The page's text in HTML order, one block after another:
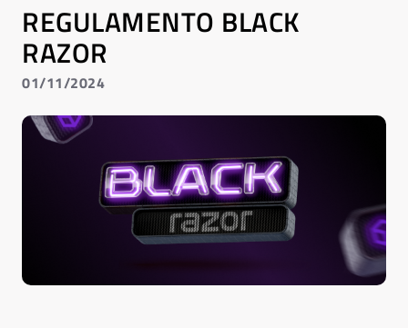
REGULAMENTO BLACK
RAZOR
01/11/2024